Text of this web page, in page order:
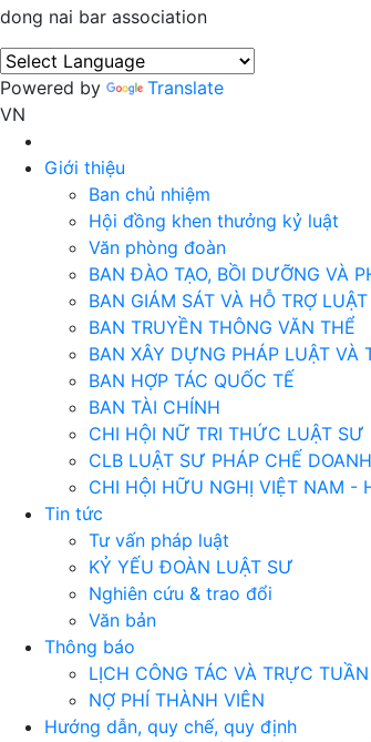
dong nai bar association
Powered by
Translate
VN
Giới thiệu
Ban chủ nhiệm
Hội đồng khen thưởng kỷ luật
Văn phòng đoàn
BAN ĐÀO TẠO, BỒI DƯỠNG VÀ
BAN GIÁM SÁT VÀ HỖ TRỢ
BAN TRUYỀN THÔNG VĂN THỂ
BAN XÂY DỰNG PHÁP LUẬT VÀ
BAN HỢP TÁC QUỐC TẾ
BAN TÀI CHÍNH
CHI HỘI NỮ TRI THỨC LUẬT SƯ
CLB LUẬT SƯ PHÁP CHẾ
CHI HỘI HỮU NGHỊ VIỆT NAM -
Tin tức
Tư vấn pháp luật
KỶ YẾU ĐOÀN LUẬT SƯ
Nghiên cứu & trao đổi
Văn bản
Thông báo
LỊCH CÔNG TÁC VÀ TRỰC TUẦN
NỢ PHÍ THÀNH VIÊN
Hướng dẫn, quy chế, quy định